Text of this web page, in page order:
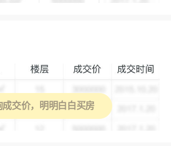
成交价，明明白白买房